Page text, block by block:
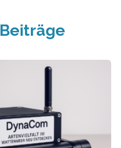
Beiträge